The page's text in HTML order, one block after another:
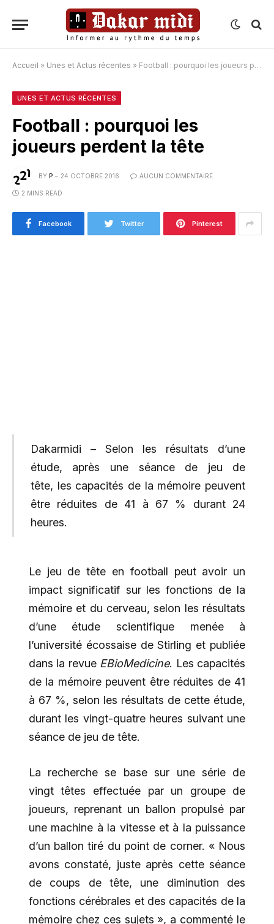
Accueil » Unes et Actus récentes » Football : pourquoi les joueurs perdent la tête
UNES ET ACTUS RÉCENTES
Football : pourquoi les
joueurs perdent la tête
BY P 24 OCTOBRE 2016 AUCUN COMMENTAIRE
2 MINS READ
Facebook Twitter Pinterest
Dakarmidi – Selon les résultats d’une
étude, après une séance de jeu de
tête, les capacités de la mémoire peuvent
être réduites de 41 à 67 % durant 24
heures.
Le jeu de tête en football peut avoir un
impact significatif sur les fonctions de la
mémoire et du cerveau, selon les résultats
d’une étude scientifique menée à
l’université écossaise de Stirling et publiée
dans la revue EBioMedicine. Les capacités
de la mémoire peuvent être réduites de 41
à 67 %, selon les résultats de cette étude,
durant les vingt-quatre heures suivant une
séance de jeu de tête.
La recherche se base sur une série de
vingt têtes effectuée par un groupe de
joueurs, reprenant un ballon propulsé par
une machine à la vitesse et à la puissance
d’un ballon tiré du point de corner. « Nous
avons constaté, juste après cette séance
de coups de tête, une diminution des
fonctions cérébrales et des capacités de la
mémoire chez ces sujets », a commenté le